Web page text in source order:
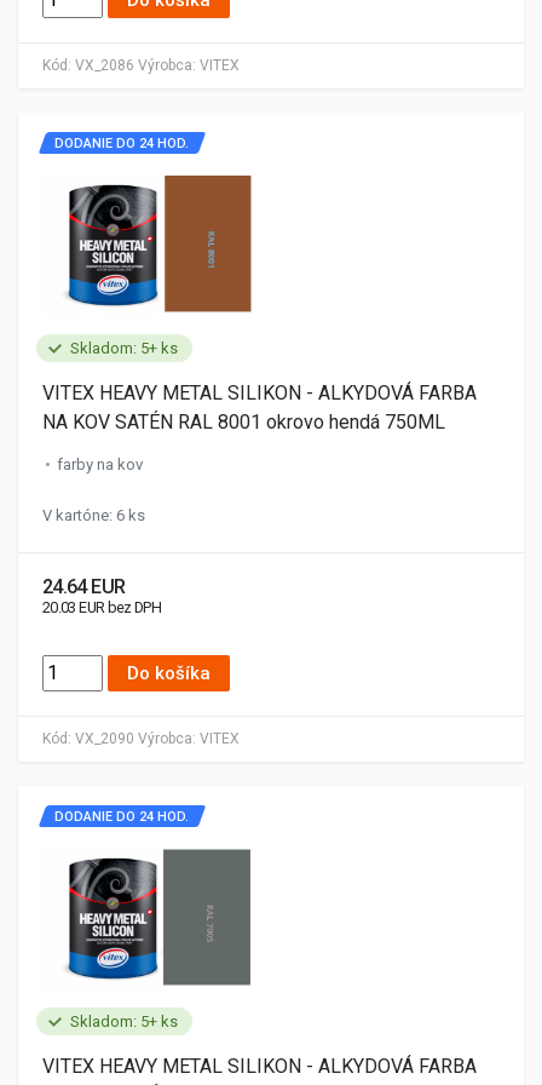
Kód: VX_2086 Výrobca: VITEX
Skladom: 5+ ks
Kód: VX_2090 Výrobca: VITEX
DODANIE DO 24 HOD.
VITEX HEAVY METAL SILIKON - ALKYDOVÁ FARBA
NA KOV SATÉN RAL 8001 okrovo hendá 750ML
farby na kov
V kartóne: 6 ks
24.64 EUR
20.03 EUR bez DPH
Do košíka
Skladom: 5+ ks
DODANIE DO 24 HOD.
VITEX HEAVY METAL SILIKON - ALKYDOVÁ FARBA